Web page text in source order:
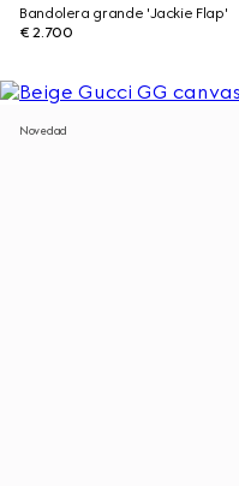
Bandolera grande 'Jackie Flap'
€ 2.700
Novedad